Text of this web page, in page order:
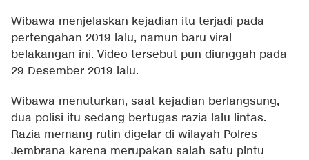
Wibawa menjelaskan kejadian itu terjadi pada
pertengahan 2019 lalu, namun baru viral
belakangan ini. Video tersebut pun diunggah pada
29 Desember 2019 lalu.
Wibawa menuturkan, saat kejadian berlangsung,
dua polisi itu sedang bertugas razia lalu lintas.
Razia memang rutin digelar di wilayah Polres
Jembrana karena merupakan salah satu pintu